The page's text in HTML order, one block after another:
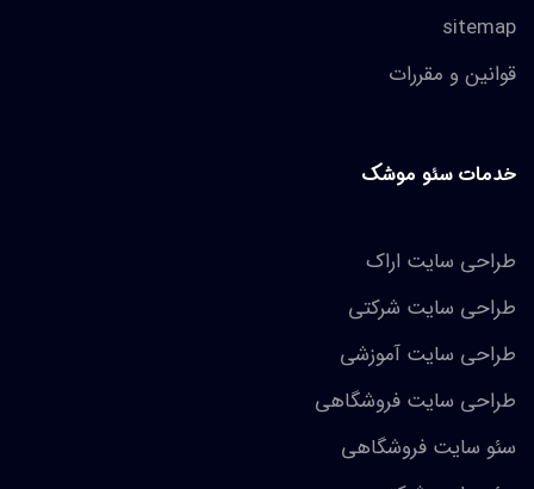
sitemap
قوانین و مقررات
خدمات سئو موشک
طراحی سایت اراک
طراحی سایت شرکتی
طراحی سایت آموزشی
طراحی سایت فروشگاهی
سئو سایت فروشگاهی